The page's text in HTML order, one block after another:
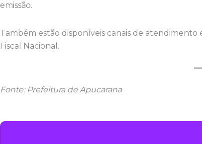
emissão.
Também estão disponíveis canais de
Fiscal Nacional.
Fonte: Prefeitura de Apucarana